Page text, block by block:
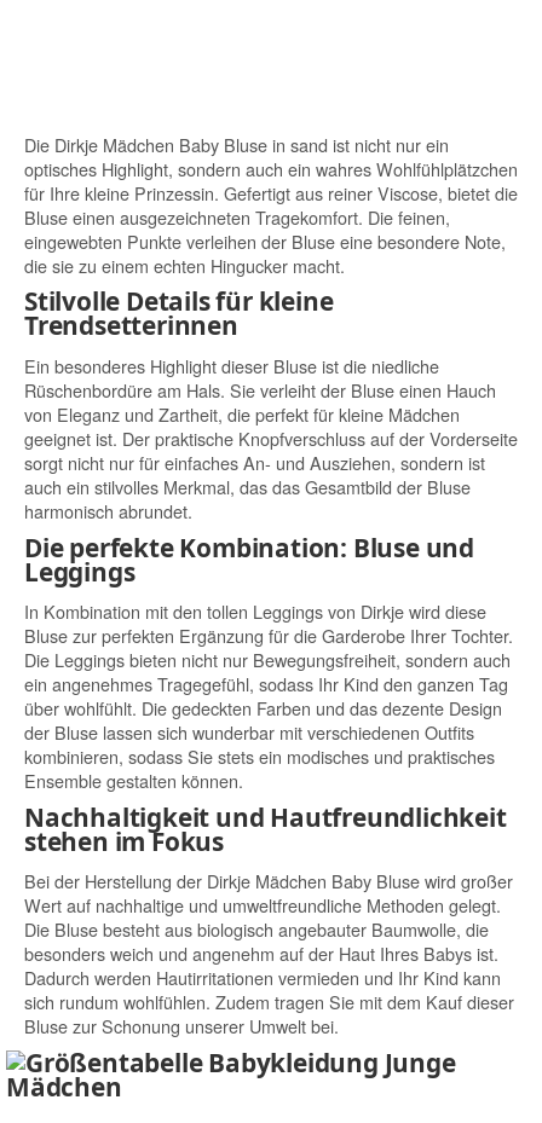
Die Dirkje Mädchen Baby Bluse in sand ist nicht nur ein
optisches Highlight, sondern auch ein wahres Wohlfühlplätzchen
für Ihre kleine Prinzessin. Gefertigt aus reiner Viscose, bietet die
Bluse einen ausgezeichneten Tragekomfort. Die feinen,
eingewebten Punkte verleihen der Bluse eine besondere Note,
die sie zu einem echten Hingucker macht.
Stilvolle Details für kleine
Trendsetterinnen
Ein besonderes Highlight dieser Bluse ist die niedliche
Rüschenbordüre am Hals. Sie verleiht der Bluse einen Hauch
von Eleganz und Zartheit, die perfekt für kleine Mädchen
geeignet ist. Der praktische Knopfverschluss auf der Vorderseite
sorgt nicht nur für einfaches An- und Ausziehen, sondern ist
auch ein stilvolles Merkmal, das das Gesamtbild der Bluse
harmonisch abrundet.
Die perfekte Kombination: Bluse und
Leggings
In Kombination mit den tollen Leggings von Dirkje wird diese
Bluse zur perfekten Ergänzung für die Garderobe Ihrer Tochter.
Die Leggings bieten nicht nur Bewegungsfreiheit, sondern auch
ein angenehmes Tragegefühl, sodass Ihr Kind den ganzen Tag
über wohlfühlt. Die gedeckten Farben und das dezente Design
der Bluse lassen sich wunderbar mit verschiedenen Outfits
kombinieren, sodass Sie stets ein modisches und praktisches
Ensemble gestalten können.
Nachhaltigkeit und Hautfreundlichkeit
stehen im Fokus
Bei der Herstellung der Dirkje Mädchen Baby Bluse wird großer
Wert auf nachhaltige und umweltfreundliche Methoden gelegt.
Die Bluse besteht aus biologisch angebauter Baumwolle, die
besonders weich und angenehm auf der Haut Ihres Babys ist.
Dadurch werden Hautirritationen vermieden und Ihr Kind kann
sich rundum wohlfühlen. Zudem tragen Sie mit dem Kauf dieser
Bluse zur Schonung unserer Umwelt bei.